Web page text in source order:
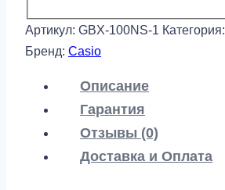
Артикул: GBX-100NS-1 Категория:
Бренд: Casio
Описание
Гарантия
Отзывы (0)
Доставка и Оплата